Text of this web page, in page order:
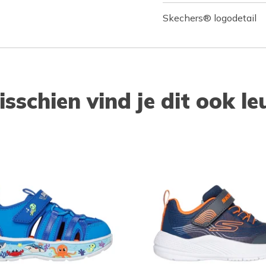
Skechers® logodetail
vind je dit ook